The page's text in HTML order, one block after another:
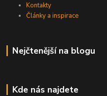
Kontakty
Články a inspirace
Nejčtenější na blogu
Kde nás najdete